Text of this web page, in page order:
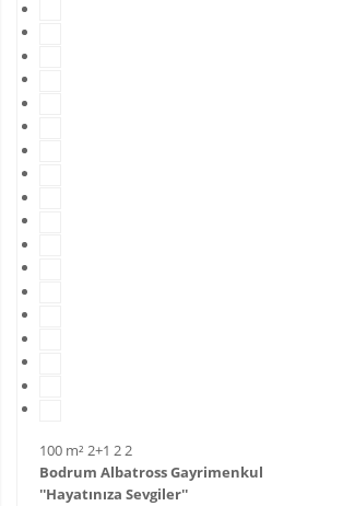
100 m² 2+1 22
Bodrum Albatross Gayrimenkul
''Hayatınıza Sevgiler''